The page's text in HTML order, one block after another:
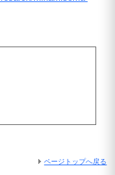
ページトップへ戻る